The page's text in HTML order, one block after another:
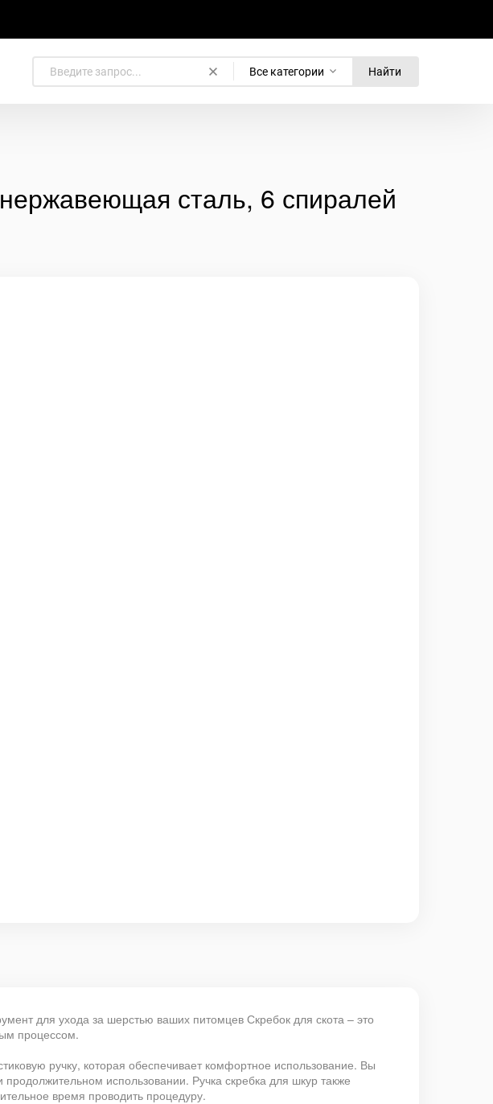
Все категории Найти
сталь, 6 спиралей
для ухода за шерстью ваших питомцев Скребок для скота – это
процессом.
ручку, которая обеспечивает комфортное использование. Вы
использовании. Ручка скребка для шкур также
время проводить процедуру.